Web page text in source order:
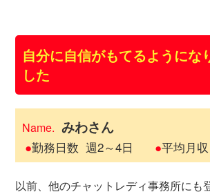
自分に自信がもてるようにな
した
Name. みわさん
●勤務日数 週2～4日 ●平均月収
以前、他のチャットレディ事務所にも